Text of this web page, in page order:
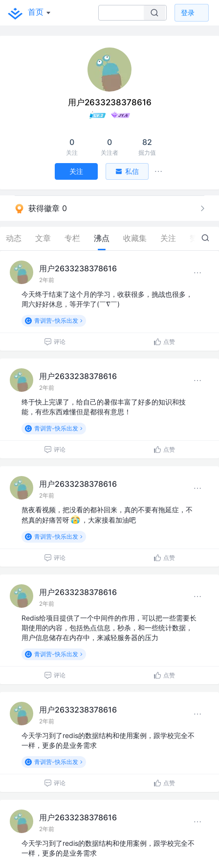
首页 登录
用户2633238378616
0
关注
0
关注者
82
掘力值
关注 私信
获得徽章 0
动态 文章 专栏 沸点 收藏集 关注 0
用户2633238378616
2年前
今天终于结束了这个月的学习，收获很多，挑战也很多，
周六好好休息，等开学了(￣∇￣)
青训营-快乐出发
评论 点赞
用户2633238378616
2年前
终于快上完课了，给自己的暑假丰富了好多的知识和技
能，有些东西难懂但是都很有意思！
青训营-快乐出发
评论 点赞
用户2633238378616
2年前
熬夜看视频，把没看的都补回来，真的不要有拖延症，不
然真的好痛苦呀
，大家接着加油吧
青训营-快乐出发
评论 点赞
用户2633238378616
2年前
Redis给项目提供了一个中间件的作用，可以把一些需要长
期使用的内容，包括热点信息，秒杀，和一些统计数据，
用户信息储存在内存中，来减轻服务器的压力
青训营-快乐出发
评论 点赞
用户2633238378616
2年前
今天学习到了redis的数据结构和使用案例，跟学校完全不
一样，更多的是业务需求
青训营-快乐出发
评论 点赞
用户2633238378616
2年前
今天学习到了redis的数据结构和使用案例，跟学校完全不
一样，更多的是业务需求